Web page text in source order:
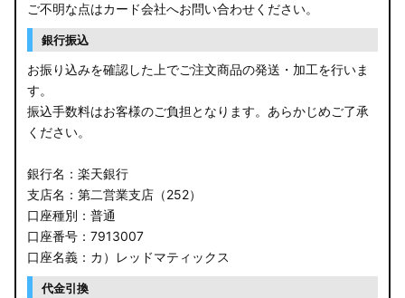
ご不明な点はカード会社へお問い合わせください。
銀行振込
お振り込みを確認した上でご注文商品の発送・加工を行いま
す。
振込手数料はお客様のご負担となります。あらかじめご了承
ください。
銀行名：楽天銀行
支店名：第二営業支店（252）
口座種別：普通
口座番号：7913007
口座名義：カ）レッドマティックス
代金引換